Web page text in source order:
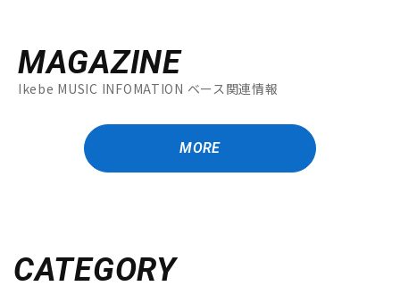
MAGAZINE
Ikebe MUSIC INFOMATION ベース関連情報
MORE
CATEGORY